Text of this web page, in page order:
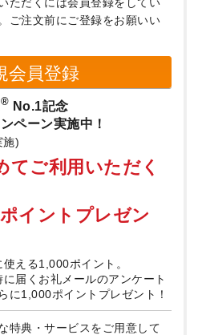
ご注文前にご登録をお願いい
会員登録
® No.1記念
ペーン実施中！
施)
てご利用いただく
イントプレゼン
える1,000ポイント。
届くお礼メールのアンケート
に1,000ポイントプレゼント！
特典・サービスをご用意して